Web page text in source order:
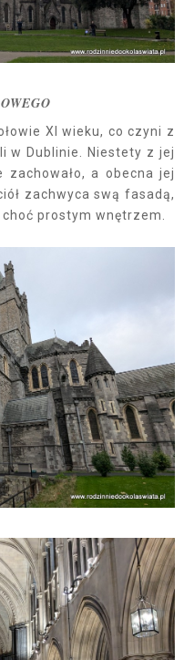
XI wieku, co czyni z
w Dublinie. Niestety z jej
a obecna jej
zachwyca swą fasadą,
prostym wnętrzem.